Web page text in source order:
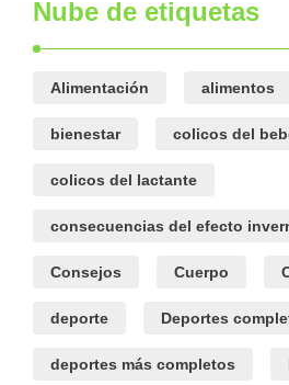
Nube de etiquetas
Alimentación alimentos
bienestar colicos del
colicos del lactante
consecuencias del efecto
Consejos Cuerpo
deporte Deportes
deportes más completos